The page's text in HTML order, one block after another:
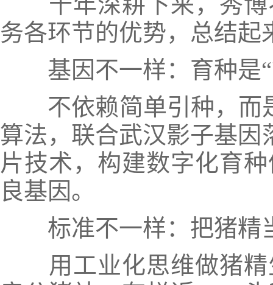
务各环节的优势，总结起
基因不一样：育种是“
不依赖简单引种，而
算法，联合武汉影子基
片技术，构建数字化育
良基因。
标准不一样：把猪精
用工业化思维做猪精